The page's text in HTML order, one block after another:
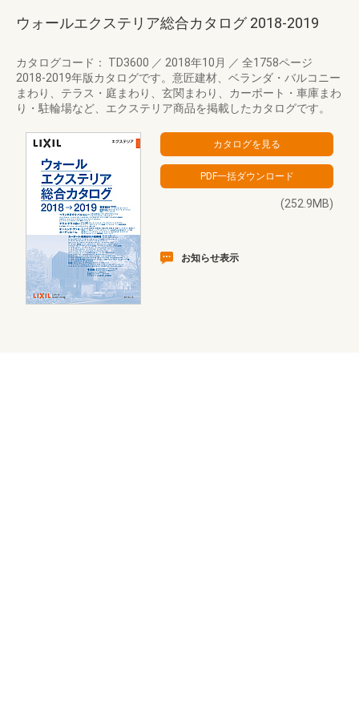
ウォールエクステリア総合カタログ 2018‐2019
カタログコード： TD3600 ／ 2018年10月 ／ 全1758ページ
2018-2019年版カタログです。意匠建材、ベランダ・バルコニー
まわり、テラス・庭まわり、玄関まわり、カーポート・車庫まわ
り・駐輪場など、エクステリア商品を掲載したカタログです。
(252.9MB)
お知らせ表示